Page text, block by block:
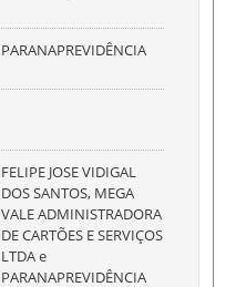
PARANAPREVIDÊNCIA
FELIPE JOSE VIDIGAL
DOS SANTOS, MEGA
VALE ADMINISTRADORA
DE CARTÕES E SERVIÇOS
LTDA e
PARANAPREVIDÊNCIA